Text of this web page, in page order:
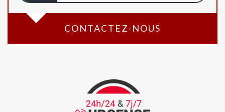
CONTACTEZ-NOUS